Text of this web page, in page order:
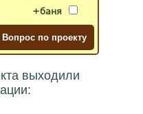
+баня
выходили